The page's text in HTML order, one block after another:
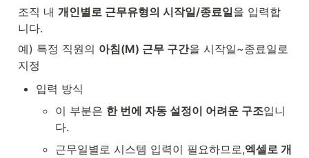
조직 내 개인별로 근무유형의 시작일/종료일을 입력합
니다.
예) 특정 직원의 아침(M) 근무 구간을 시작일~종료일로
지정
입력 방식
이 부분은 한 번에 자동 설정이 어려운 구조입니
다.
근무일별로 시스템 입력이 필요하므로,엑셀로 개